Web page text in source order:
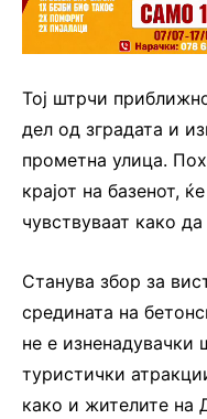
Тој штрчи
дел од зградата и
прометна улица.
крајот на базенот,
чувствуваат како
Станува збор за
средината на
не е
туристички
како и жителите на